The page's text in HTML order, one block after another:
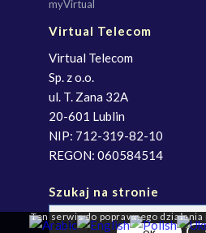
myVirtual
Virtual Telecom
Virtual Telecom
Sp. z o.o.
ul. T. Zana 32A
20-601 Lublin
NIP: 712-319-82-10
REGON: 060584514
Szukaj na stronie
Ten serwis do poprawnego